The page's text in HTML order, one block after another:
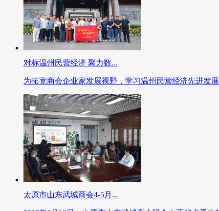
对标温州民营经济 聚力数...
为拓宽商会企业家发展视野，学习温州民营经济先进发
太原市山东武城商会4-5月...